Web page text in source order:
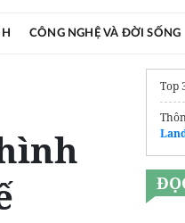
CÔNG NGHỆ VÀ ĐỜI SỐNG
Top